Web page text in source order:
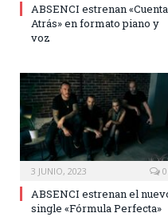
ABSENCI estrenan «Cuenta
Atrás» en formato piano y
voz
3 JUNIO, 2023 0
ABSENCI estrenan el
single «Fórmula Perfecta»